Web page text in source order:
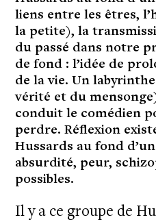
liens entre les êtres,
la petite), la
du passé dans notre
de fond : l’idée de
de la vie. Un
vérité et du
conduit le comédien
perdre. Réflexion
Hussards au fond
absurdité, peur,
possibles.
Il y a ce groupe de